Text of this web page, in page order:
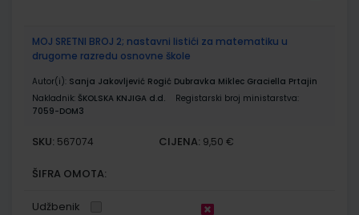
MOJ SRETNI BROJ 2; nastavni listići za matematiku u
drugome razredu osnovne škole
Autor(i): Sanja Jakovljević Rogić Dubravka Miklec Graciella Prtajin
Nakladnik: ŠKOLSKA KNJIGA d.d.
Registarski broj ministarstva:
7059-DOM3
SKU: 567074 CIJENA: 9,50 €
ŠIFRA OMOTA:
Udžbenik